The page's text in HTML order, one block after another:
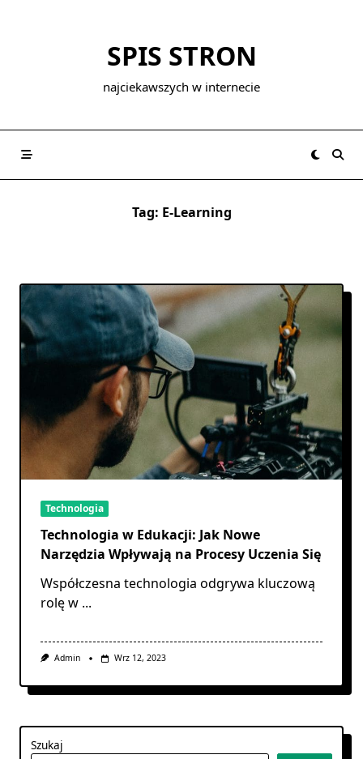
SPIS STRON
najciekawszych w internecie
Tag: E-Learning
Technologia
Technologia w Edukacji: Jak Nowe
Narzędzia Wpływają na Procesy Uczenia Się
Współczesna technologia odgrywa kluczową
rolę w ...
Admin Wrz 12, 2023
Szukaj